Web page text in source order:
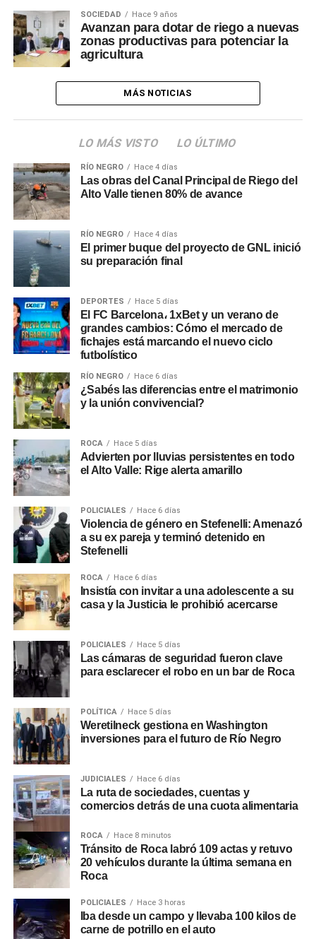
SOCIEDAD Hace 9 años
Avanzan para dotar de riego a nuevas
zonas productivas para potenciar la
agricultura
MÁS NOTICIAS
LO MÁS VISTO LO ÚLTIMO
RÍO NEGRO Hace 4 días
Las obras del Canal Principal de Riego del
Alto Valle tienen 80% de avance
RÍO NEGRO Hace 4 días
El primer buque del proyecto de GNL inició
su preparación final
DEPORTES Hace 5 días
El FC Barcelona، 1xBet y un verano de
grandes cambios: Cómo el mercado de
fichajes está marcando el nuevo ciclo
futbolístico
RÍO NEGRO Hace 6 días
¿Sabés las diferencias entre el matrimonio
y la unión convivencial?
ROCA Hace 5 días
Advierten por lluvias persistentes en todo
el Alto Valle: Rige alerta amarillo
POLICIALES Hace 6 días
Violencia de género en Stefenelli: Amenazó
a su ex pareja y terminó detenido en
Stefenelli
ROCA Hace 6 días
Insistía con invitar a una adolescente a su
casa y la Justicia le prohibió acercarse
POLICIALES Hace 5 días
Las cámaras de seguridad fueron clave
para esclarecer el robo en un bar de Roca
POLÍTICA Hace 5 días
Weretilneck gestiona en Washington
inversiones para el futuro de Río Negro
JUDICIALES Hace 6 días
La ruta de sociedades, cuentas y
comercios detrás de una cuota alimentaria
ROCA Hace 8 minutos
Tránsito de Roca labró 109 actas y retuvo
20 vehículos durante la última semana en
Roca
POLICIALES Hace 3 horas
Iba desde un campo y llevaba 100 kilos de
carne de potrillo en el auto